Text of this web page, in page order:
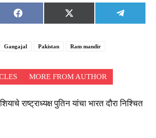
Share
on
Facebook
Share
on
X
(Twitter)
Share
on
Gangajal Pakistan Ram mandir
MORE FROM AUTHOR
राष्ट्राध्यक्ष पुतिन यांचा भारत दौरा निश्चित